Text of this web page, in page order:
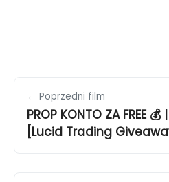
← Poprzedni film
PROP KONTO ZA FREE
[Lucid Trading